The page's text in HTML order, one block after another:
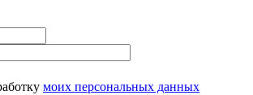
моих персональных данных